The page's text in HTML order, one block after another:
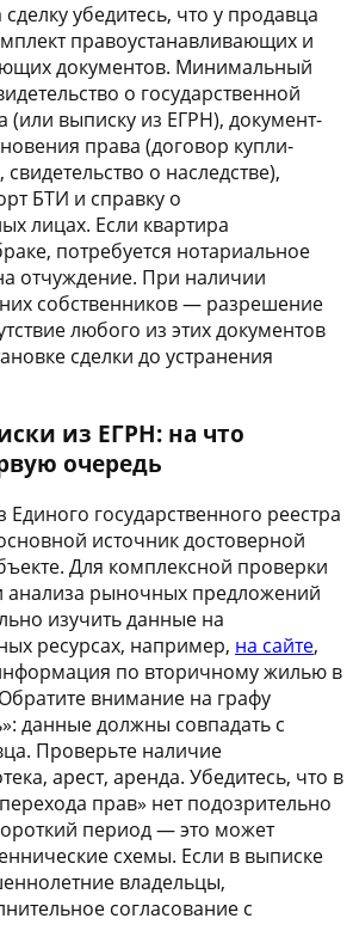
убедитесь, что у продавца
правоустанавливающих и
документов. Минимальный
о государственной
(или выписку из ЕГРН), документ-
права (договор купли-
о наследстве),
БТИ и справку о
лицах. Если квартира
потребуется нотариальное
отчуждение. При наличии
собственников — разрешение
любого из этих документов
сделки до устранения
из ЕГРН: на что
очередь
государственного реестра
источник достоверной
Для комплексной проверки
анализа рыночных предложений
изучить данные на
ресурсах, например, на сайте,
по вторичному жилью в
внимание на графу
данные должны совпадать с
Проверьте наличие
арест, аренда. Убедитесь, что в
прав» нет подозрительно
период — это может
схемы. Если в выписке
владельцы,
согласование с